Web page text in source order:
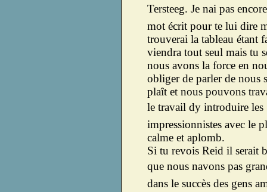
Tersteeg. Je nai pas
mot écrit pour te lui dire
trouverai la tableau étant
viendra tout seul mais tu
nous avons la force en
obliger de parler de nous
plaît et nous pouvons
le travail dy introduire les
impressionnistes avec le
calme et aplomb.
Si tu revois Reid il serait
que nous navons pas
dans le succès des gens